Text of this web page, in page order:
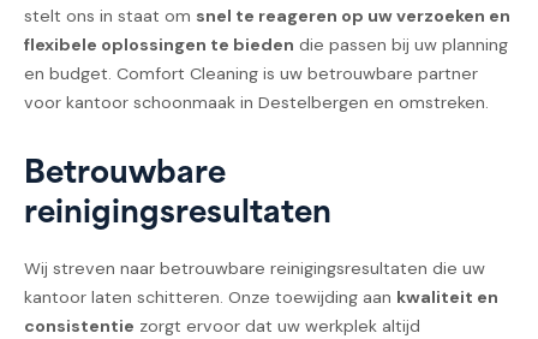
stelt ons in staat om snel te reageren op uw verzoeken en
flexibele oplossingen te bieden die passen bij uw planning
en budget. Comfort Cleaning is uw betrouwbare partner
voor kantoor schoonmaak in Destelbergen en omstreken.
Betrouwbare
reinigingsresultaten
Wij streven naar betrouwbare reinigingsresultaten die uw
kantoor laten schitteren. Onze toewijding aan kwaliteit en
consistentie zorgt ervoor dat uw werkplek altijd